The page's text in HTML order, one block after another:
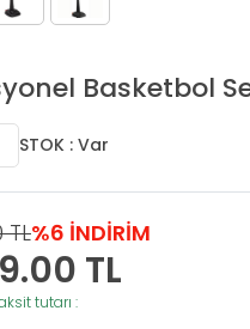
Basketbol
STOK : Var
TL%6 İNDİRİM
TL
tutarı :